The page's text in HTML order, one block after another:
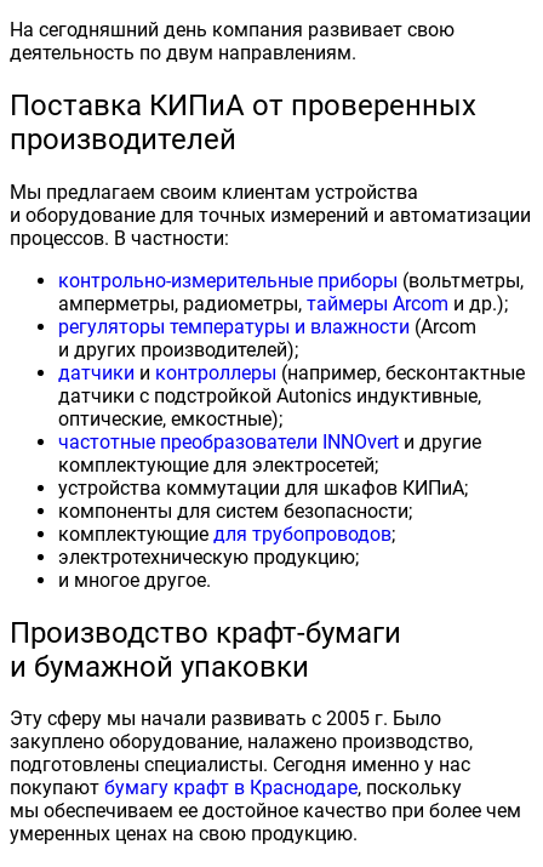
На сегодняшний день компания развивает свою
деятельность по двум направлениям.
Поставка КИПиА от проверенных
производителей
Мы предлагаем своим клиентам устройства
и оборудование для точных измерений и автоматизации
процессов. В частности:
контрольно-измерительные приборы (вольтметры,
амперметры, радиометры, таймеры Аrcom и др.);
регуляторы температуры и влажности (Аrcom
и других производителей);
датчики и контроллеры (например, бесконтактные
датчики с подстройкой Аutonics индуктивные,
оптические, емкостные);
частотные преобразователи INNOvert и другие
комплектующие для электросетей;
устройства коммутации для шкафов КИПиА;
компоненты для систем безопасности;
комплектующие для трубопроводов;
электротехническую продукцию;
и многое другое.
Производство крафт-бумаги
и бумажной упаковки
Эту сферу мы начали развивать с 2005 г. Было
закуплено оборудование, налажено производство,
подготовлены специалисты. Сегодня именно у нас
покупают бумагу крафт в Краснодаре, поскольку
мы обеспечиваем ее достойное качество при более чем
умеренных ценах на свою продукцию.